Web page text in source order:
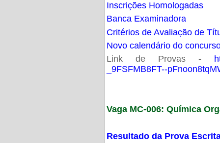
Inscrições Homologadas
Banca Examinadora
Critérios de Avaliação de
Novo calendário do
Link de Provas -
_9FSFMB8FT--
Vaga MC-006: Química
Resultado da Prova